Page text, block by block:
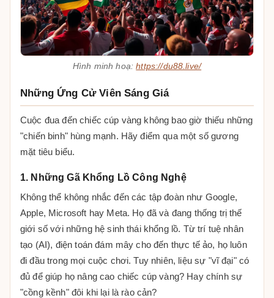
Hình minh hoạ:https://du88.live/
Những Ứng Cử Viên Sáng Giá
Cuộc đua đến chiếc cúp vàng không bao giờ thiếu những
"chiến binh" hùng mạnh. Hãy điểm qua một số gương
mặt tiêu biểu.
1. Những Gã Khổng Lồ Công Nghệ
Không thể không nhắc đến các tập đoàn như Google,
Apple, Microsoft hay Meta. Họ đã và đang thống trị thế
giới số với những hệ sinh thái khổng lồ. Từ trí tuệ nhân
tạo (AI), điện toán đám mây cho đến thực tế ảo, họ luôn
đi đầu trong mọi cuộc chơi. Tuy nhiên, liệu sự "vĩ đại" có
đủ để giúp họ nâng cao chiếc cúp vàng? Hay chính sự
"cồng kềnh" đôi khi lại là rào cản?